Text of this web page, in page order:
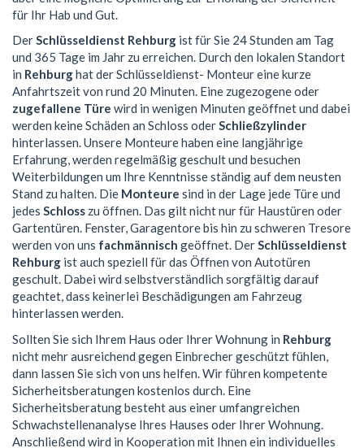
für Ihr Hab und Gut.
DerSchlüsseldienst Rehburg ist für Sie 24 Stunden am Tag
und 365 Tage im Jahr zu erreichen. Durch den lokalen Standort
in Rehburghat der Schlüsseldienst- Monteur eine kurze
Anfahrtszeit von rund 20 Minuten. Eine zugezogene oder
zugefallene Türe wird in wenigen Minuten geöffnet und dabei
werden keine Schäden an Schloss oderSchließzylinder
hinterlassen. Unsere Monteure haben eine langjährige
Erfahrung, werden regelmäßig geschult und besuchen
Weiterbildungen um Ihre Kenntnisse ständig auf dem neusten
Stand zu halten. Die Monteure sind in der Lage jede Türe und
jedes Schloss zu öffnen. Das gilt nicht nur für Haustüren oder
Gartentüren. Fenster, Garagentore bis hin zu schweren Tresore
werden von uns fachmännisch geöffnet. DerSchlüsseldienst
Rehburg ist auch speziell für das Öffnen von Autotüren
geschult. Dabei wird selbstverständlich sorgfältig darauf
geachtet, dass keinerlei Beschädigungen am Fahrzeug
hinterlassen werden.
Sollten Sie sich Ihrem Haus oder Ihrer Wohnung in Rehburg
nicht mehr ausreichend gegen Einbrecher geschützt fühlen,
dann lassen Sie sich von uns helfen. Wir führen kompetente
Sicherheitsberatungen kostenlos durch. Eine
Sicherheitsberatung besteht aus einer umfangreichen
Schwachstellenanalyse Ihres Hauses oder Ihrer Wohnung.
Anschließend wird in Kooperation mit Ihnen ein individuelles